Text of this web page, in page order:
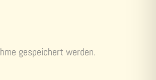
gespeichert werden.